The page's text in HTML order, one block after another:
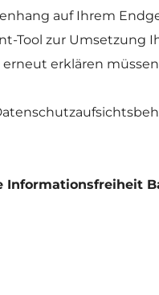
auf Ihrem
Tool zur Umsetzung
erklären
Informationsfreiheit